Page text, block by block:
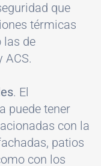
que
térmicas
las de
ACS.
. El
puede tener
con la
patios
con los